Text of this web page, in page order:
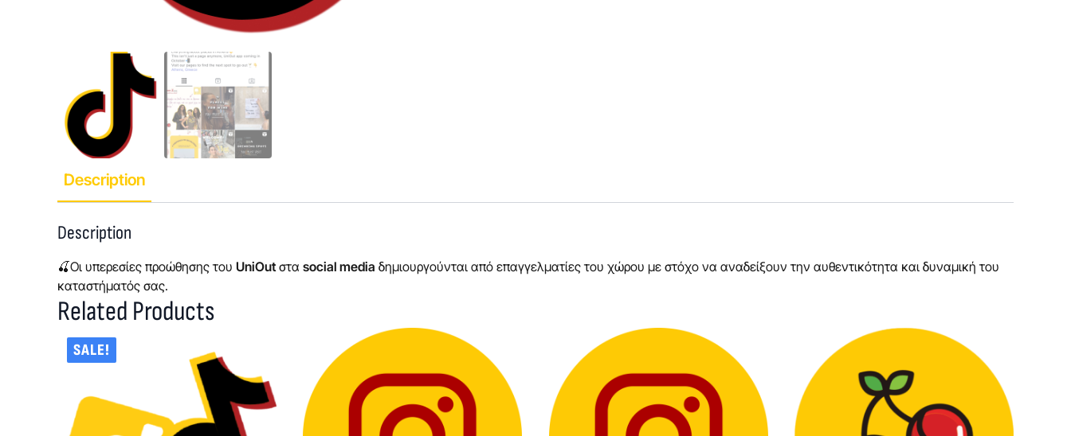
Description
Description
🍒Οι υπερεσίες προώθησης του UniOutστα social media δημιουργούνται από επαγγελματίες του χώρου με στόχο να αναδείξουν την αυθεντικότητα και δυναμική του
καταστήματός σας.
Related Products
SALE!